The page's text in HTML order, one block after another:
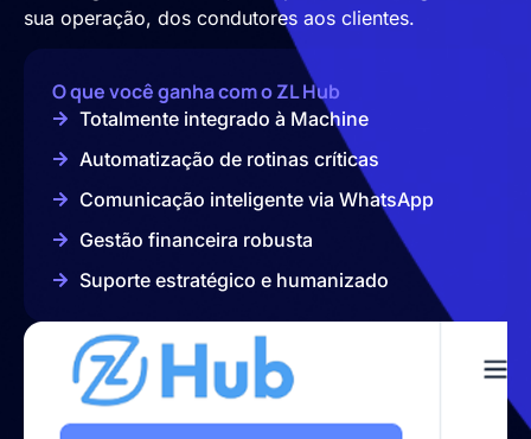
sua operação, dos condutores aos clientes.
O que você ganha com o ZL Hub
Totalmente integrado à Machine
Automatização de rotinas críticas
Comunicação inteligente via WhatsApp
Gestão financeira robusta
Suporte estratégico e humanizado